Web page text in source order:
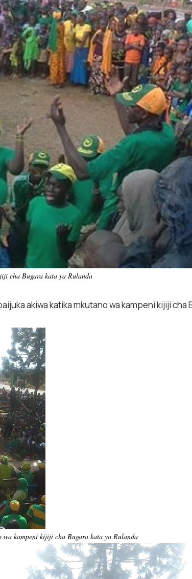
cha Bugara kata ya Rulanda
akiwa katika mkutano wa kampeni kijiji cha
kampeni kijiji cha Bugara kata ya Rulanda